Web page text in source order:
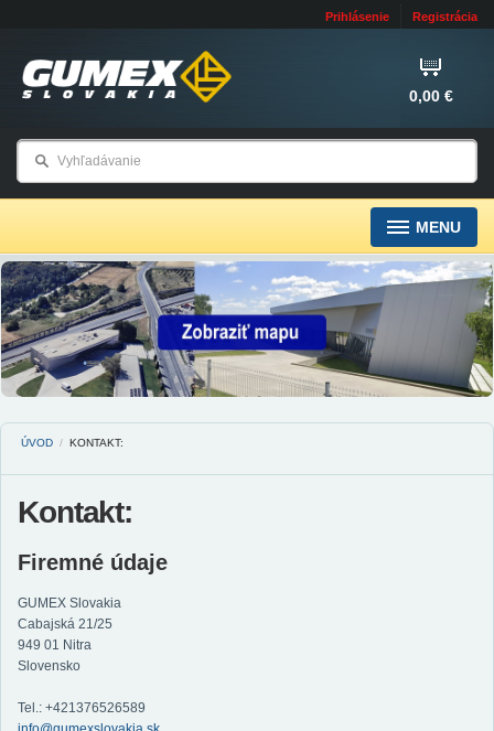
Prihlásenie Registrácia
0,00 €
MENU
ÚVOD / KONTAKT:
Kontakt:
Firemné údaje
GUMEX Slovakia
Cabajská 21/25
949 01 Nitra
Slovensko
Tel.: +421376526589